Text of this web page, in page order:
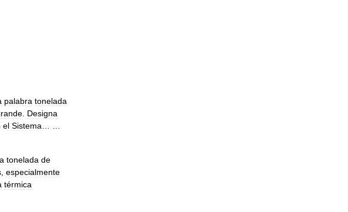
palabra tonelada
Designa
el Sistema
tonelada de
especialmente
térmica